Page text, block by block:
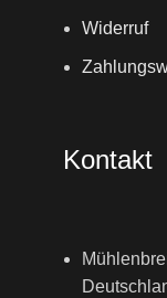
Widerruf
Kontakt